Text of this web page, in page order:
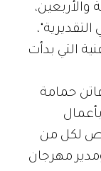
والأربعين،
التقديرية"،
التي بدأت
حمامة
لكل من
مهرجان